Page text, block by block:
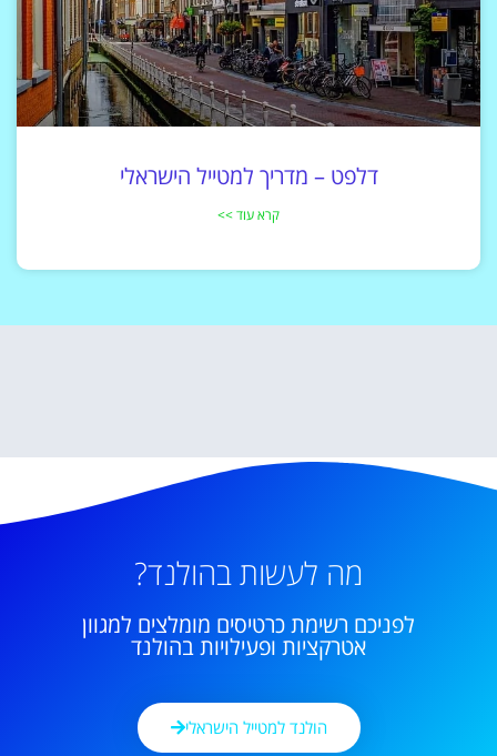
דלפט – מדריך למטייל הישראלי
קרא עוד >>
מה לעשות בהולנד?
לפניכם רשימת כרטיסים מומלצים למגוון
אטרקציות ופעילויות בהולנד
הולנד למטייל הישראלי